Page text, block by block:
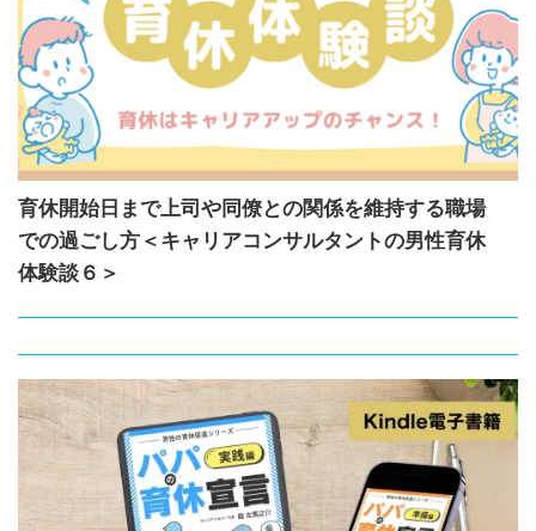
育休開始日まで上司や同僚との関係を維持する職場
での過ごし方＜キャリアコンサルタントの男性育休
体験談６＞